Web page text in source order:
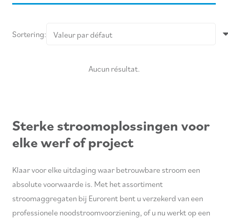
5 pk(1)
19 pk
20 pk(2)
24,8 pk(1)
31 pk(2)
46 pk(1)
48 pk(3)
60 pk(1)
Sortering:
Aucun résultat.
Sterke stroomoplossingen voor
elke werf of project
Klaar voor elke uitdaging waar betrouwbare stroom een
absolute voorwaarde is. Met het assortiment
stroomaggregaten bij Eurorent bent u verzekerd van een
professionele noodstroomvoorziening, of u nu werkt op een